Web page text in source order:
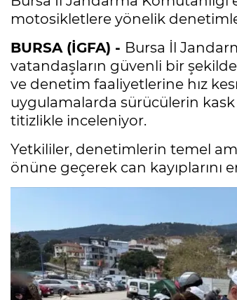
motosikletlere yönelik
BURSA (İGFA) - Bursa İl
vatandaşların güvenli bir
ve denetim faaliyetlerine hız
uygulamalarda sürücülerin
titizlikle inceleniyor.
Yetkililer, denetimlerin temel
önüne geçerek can